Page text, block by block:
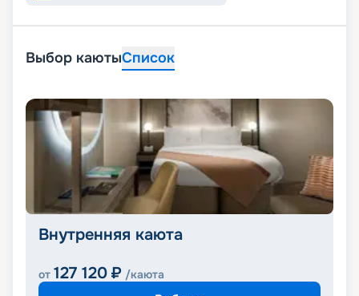
Выбор каютыСписок
Внутренняя каюта
от 127 120 ₽ /каюта